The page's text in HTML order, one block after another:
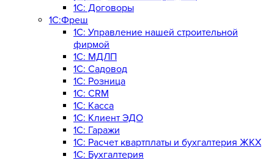
1С: Договоры
1С:Фреш
1С: Управление нашей строительной
фирмой
1С: МДЛП
1С: Садовод
1С: Розница
1C: CRM
1C: Касса
1С: Клиент ЭДО
1С: Гаражи
1C: Расчет квартплаты и бухгалтерия ЖКХ
1C: Бухгалтерия